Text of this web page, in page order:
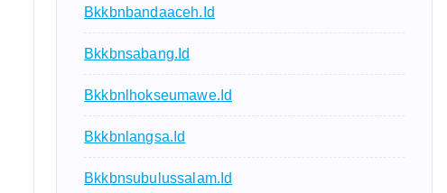
Bkkbnbandaaceh.id
Bkkbnsabang.id
Bkkbnlhokseumawe.id
Bkkbnlangsa.id
Bkkbnsubulussalam.id